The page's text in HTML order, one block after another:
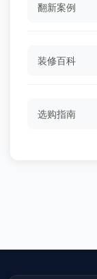
翻新案例
装修百科
选购指南